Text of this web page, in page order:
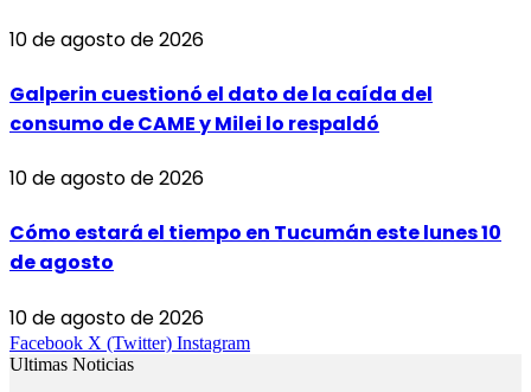
10 de agosto de 2026
Galperin cuestionó el dato de la caída del
consumo de CAME y Milei lo respaldó
10 de agosto de 2026
Cómo estará el tiempo en Tucumán este lunes 10
de agosto
10 de agosto de 2026
Facebook X (Twitter) Instagram
Ultimas Noticias